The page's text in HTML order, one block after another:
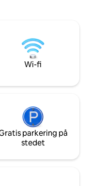
vidunderlige syn
masseankomster
havskildpadder til
anbefales på det
Wi-fi
parkering på
stedet